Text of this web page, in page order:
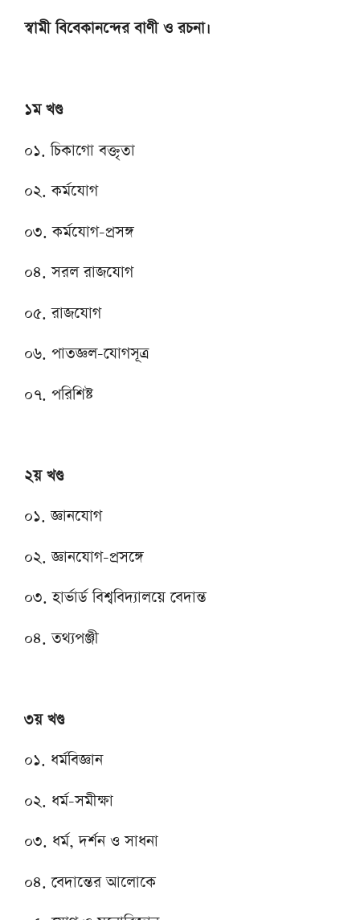
স্বামী বিবেকানন্দের বাণী ও রচনা।
১ম খণ্ড
০১. চিকাগো বক্তৃতা
০২. কর্মযোগ
০৩. কর্মযোগ-প্রসঙ্গ
০৪. সরল রাজযোগ
০৫. রাজযোগ
০৬. পাতজ্ঞল-যোগসূত্র
০৭. পরিশিষ্ট
২য় খণ্ড
০১. জ্ঞানযোগ
০২. জ্ঞানযোগ-প্রসঙ্গে
০৩. হার্ভার্ড বিশ্ববিদ্যালয়ে বেদান্ত
০৪. তথ্যপঞ্জী
৩য় খণ্ড
০১. ধর্মবিজ্ঞান
০২. ধর্ম-সমীক্ষা
০৩. ধর্ম, দর্শন ও সাধনা
০৪. বেদান্তের আলোকে